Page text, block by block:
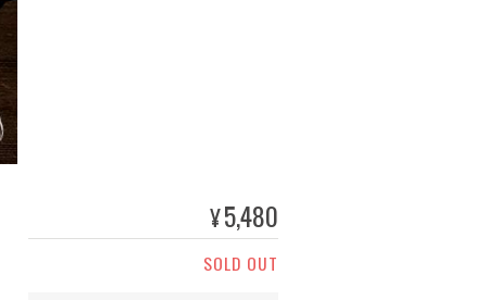
¥5,480
SOLD OUT